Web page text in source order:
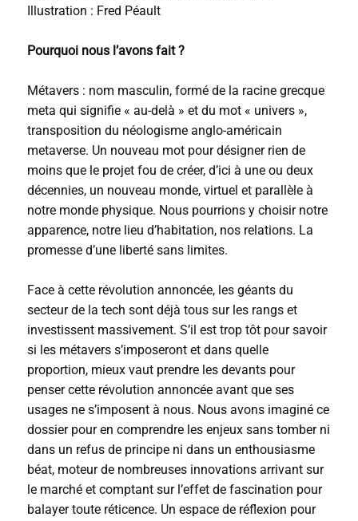
Illustration : Fred Péault
Pourquoi nous l’avons fait ?
Métavers : nom masculin, formé de la racine grecque
meta qui signifie « au-delà » et du mot « univers »,
transposition du néologisme anglo-américain
metaverse. Un nouveau mot pour désigner rien de
moins que le projet fou de créer, d’ici à une ou deux
décennies, un nouveau monde, virtuel et parallèle à
notre monde physique. Nous pourrions y choisir notre
apparence, notre lieu d’habitation, nos relations. La
promesse d’une liberté sans limites.
Face à cette révolution annoncée, les géants du
secteur de la tech sont déjà tous sur les rangs et
investissent massivement. S’il est trop tôt pour savoir
si les métavers s’imposeront et dans quelle
proportion, mieux vaut prendre les devants pour
penser cette révolution annoncée avant que ses
usages ne s’imposent à nous. Nous avons imaginé ce
dossier pour en comprendre les enjeux sans tomber ni
dans un refus de principe ni dans un enthousiasme
béat, moteur de nombreuses innovations arrivant sur
le marché et comptant sur l’effet de fascination pour
balayer toute réticence. Un espace de réflexion pour